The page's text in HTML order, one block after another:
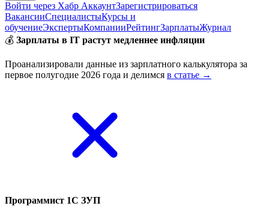
Войти через Хабр АккаунтЗарегистрироваться
ВакансииСпециалистыКурсы и
обучениеЭкспертыКомпанииРейтингЗарплатыЖурнал
💰 Зарплаты в IT растут медленнее инфляции
Проанализировали данные из зарплатного калькулятора за
первое полугодие 2026 года и делимся в статье →
Программист 1С ЗУП